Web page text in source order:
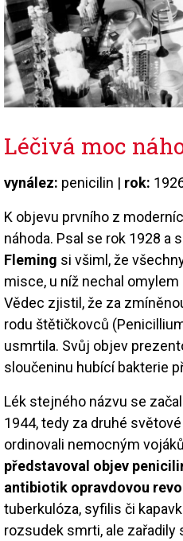
Léčivá moc
vynález: penicilin | rok:
K objevu prvního z
náhoda. Psal se rok 1928 a
Fleming si všiml, že
misce, u níž nechal
Vědec zjistil, že za
rodu štětičkovců
usmrtila. Svůj objev
sloučeninu hubící bakterie
Lék stejného názvu se
1944, tedy za druhé
ordinovali nemocným
představoval objev
antibiotik opravdovou
tuberkulóza, syfilis či
rozsudek smrti, ale zařadily